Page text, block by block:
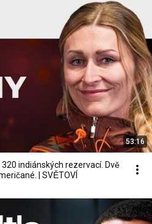
53:16
indiánských rezervací. Dvě
| SVĚTOVÍ